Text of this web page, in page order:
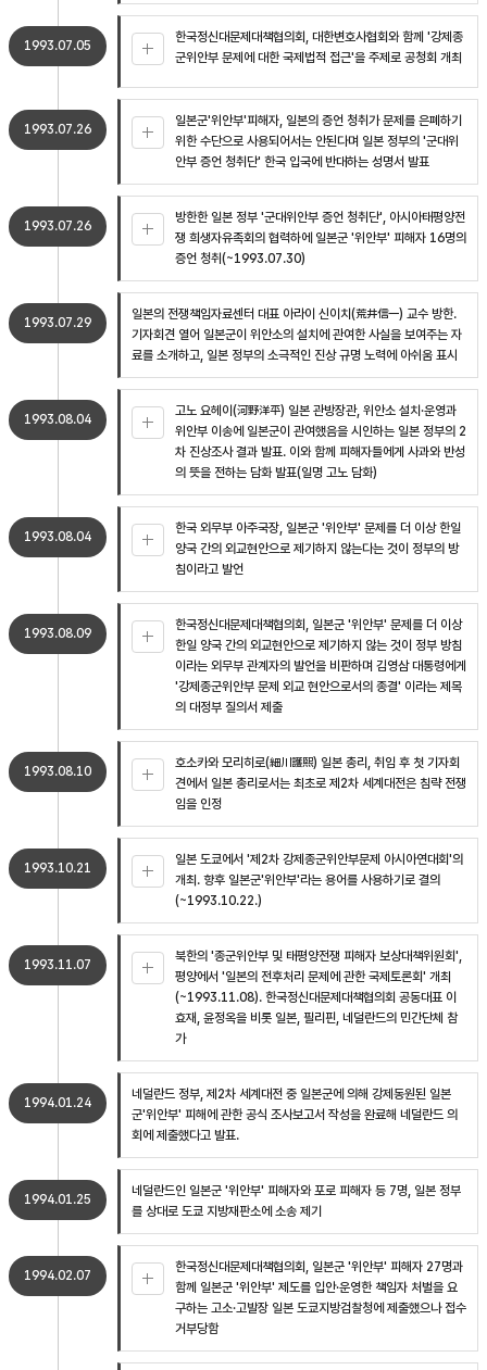
1993.07.05
한국정신대문제대책협의회, 대한변호사협회와 함께 '강제종
군위안부 문제에 대한 국제법적 접근'을 주제로 공청회 개최
1993.07.26
일본군'위안부'피해자, 일본의 증언 청취가 문제를 은폐하기
위한 수단으로 사용되어서는 안된다며 일본 정부의 '군대위
안부 증언 청취단' 한국 입국에 반대하는 성명서 발표
1993.07.26
방한한 일본 정부 '군대위안부 증언 청취단', 아시아태평양전
쟁 희생자유족회의 협력하에 일본군 '위안부' 피해자 16명의
증언 청취(~1993.07.30)
1993.07.29
일본의 전쟁책임자료센터 대표 아라이 신이치(荒井信一) 교수 방한.
기자회견 열어 일본군이 위안소의 설치에 관여한 사실을 보여주는 자
료를 소개하고, 일본 정부의 소극적인 진상 규명 노력에 아쉬움 표시
1993.08.04
고노 요헤이(河野洋平) 일본 관방장관, 위안소 설치·운영과
위안부 이송에 일본군이 관여했음을 시인하는 일본 정부의 2
차 진상조사 결과 발표. 이와 함께 피해자들에게 사과와 반성
의 뜻을 전하는 담화 발표(일명 고노 담화)
1993.08.04
한국 외무부 아주국장, 일본군 '위안부' 문제를 더 이상 한일
양국 간의 외교현안으로 제기하지 않는다는 것이 정부의 방
침이라고 발언
1993.08.09
한국정신대문제대책협의회, 일본군 '위안부' 문제를 더 이상
한일 양국 간의 외교현안으로 제기하지 않는 것이 정부 방침
이라는 외무부 관계자의 발언을 비판하며 김영삼 대통령에게
'강제종군위안부 문제 외교 현안으로서의 종결' 이라는 제목
의 대정부 질의서 제출
1993.08.10
호소카와 모리히로(細川護煕) 일본 총리, 취임 후 첫 기자회
견에서 일본 총리로서는 최초로 제2차 세계대전은 침략 전쟁
임을 인정
1993.10.21
일본 도쿄에서 '제2차 강제종군위안부문제 아시아연대회'의
개최. 향후 일본군'위안부'라는 용어를 사용하기로 결의
(~1993.10.22.)
1993.11.07
북한의 '종군위안부 및 태평양전쟁 피해자 보상대책위원회',
평양에서 '일본의 전후처리 문제에 관한 국제토론회' 개최
(~1993.11.08). 한국정신대문제대책협의회 공동대표 이
효재, 윤정옥을 비롯 일본, 필리핀, 네덜란드의 민간단체 참
가
1994.01.24
네덜란드 정부, 제2차 세계대전 중 일본군에 의해 강제동원된 일본
군'위안부' 피해에 관한 공식 조사보고서 작성을 완료해 네덜란드 의
회에 제출했다고 발표.
1994.01.25
네덜란드인 일본군 '위안부' 피해자와 포로 피해자 등 7명, 일본 정부
를 상대로 도쿄 지방재판소에 소송 제기
1994.02.07
한국정신대문제대책협의회, 일본군 '위안부' 피해자 27명과
함께 일본군 '위안부' 제도를 입안·운영한 책임자 처벌을 요
구하는 고소·고발장 일본 도쿄지방검찰청에 제출했으나 접수
거부당함